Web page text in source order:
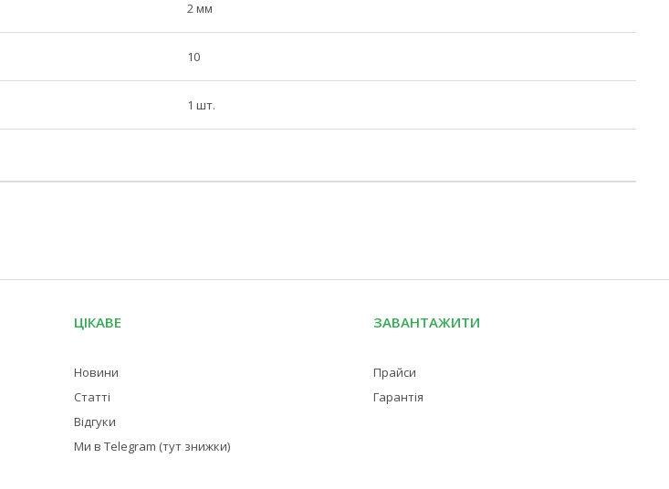
2 мм
10
1 шт.
ЦІКАВЕ
Новини
Статті
Відгуки
Ми в Telegram (тут знижки)
ЗАВАНТАЖИТИ
Прайси
Гарантія